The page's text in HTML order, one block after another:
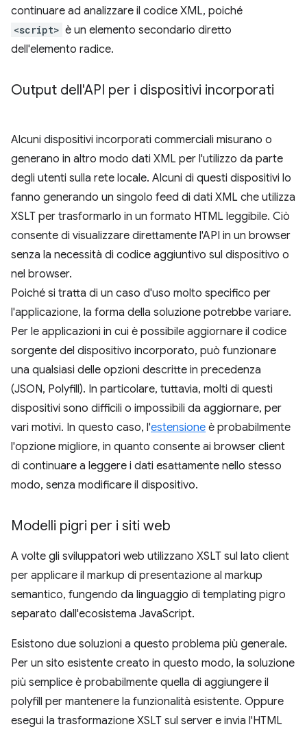
continuare ad analizzare il codice XML, poiché
<script> è un elemento secondario diretto
dell'elemento radice.
Output dell'API per i dispositivi incorporati
Alcuni dispositivi incorporati commerciali misurano o
generano in altro modo dati XML per l'utilizzo da parte
degli utenti sulla rete locale. Alcuni di questi dispositivi lo
fanno generando un singolo feed di dati XML che utilizza
XSLT per trasformarlo in un formato HTML leggibile. Ciò
consente di visualizzare direttamente l'API in un browser
senza la necessità di codice aggiuntivo sul dispositivo o
nel browser.
Poiché si tratta di un caso d'uso molto specifico per
l'applicazione, la forma della soluzione potrebbe variare.
Per le applicazioni in cui è possibile aggiornare il codice
sorgente del dispositivo incorporato, può funzionare
una qualsiasi delle opzioni descritte in precedenza
(JSON, Polyfill). In particolare, tuttavia, molti di questi
dispositivi sono difficili o impossibili da aggiornare, per
vari motivi. In questo caso, l'estensione è probabilmente
l'opzione migliore, in quanto consente ai browser client
di continuare a leggere i dati esattamente nello stesso
modo, senza modificare il dispositivo.
Modelli pigri per i siti web
A volte gli sviluppatori web utilizzano XSLT sul lato client
per applicare il markup di presentazione al markup
semantico, fungendo da linguaggio di templating pigro
separato dall'ecosistema JavaScript.
Esistono due soluzioni a questo problema più generale.
Per un sito esistente creato in questo modo, la soluzione
più semplice è probabilmente quella di aggiungere il
polyfill per mantenere la funzionalità esistente. Oppure
esegui la trasformazione XSLT sul server e invia l'HTML